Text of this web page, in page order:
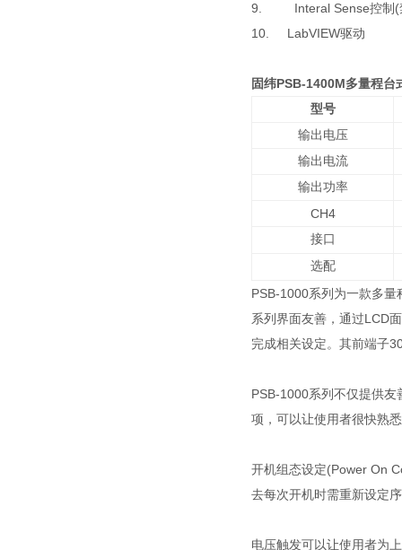
9. Interal Sense控制(
10. LabVIEW驱动
固纬PSB-1400M多量程台
型号
输出电压
输出电流
输出功率
CH4
接口
选配
PSB-1000系列为一款多
系列界面友善，通过LCD
完成相关设定。其前端子
PSB-1000系列不仅提供
项，可以让使用者很快熟
开机组态设定(Power On
去每次开机时需重新设定
电压触发可以让使用者为